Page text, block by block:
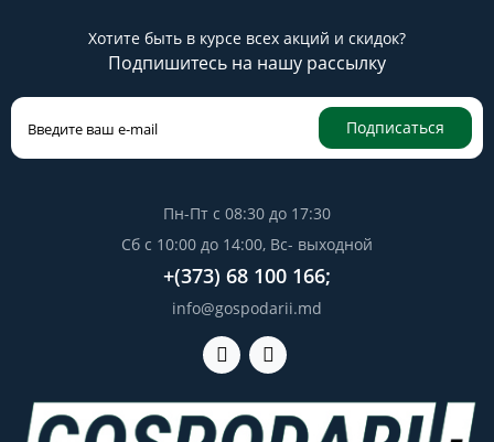
Хотите быть в курсе всех акций и скидок?
Подпишитесь на нашу рассылку
Подписаться
Пн-Пт с 08:30 до 17:30
Сб с 10:00 до 14:00, Вс- выходной
+(373) 68 100 166;
info@gospodarii.md